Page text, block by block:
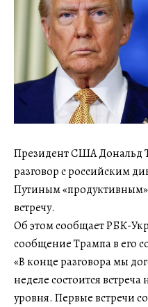
Президент США Дональд
разговор с российским
Путиным
встречу.
Об этом сообщает РБК-
сообщение Трампа в его
«В конце разговора мы
неделе состоится
уровня. Первые встречи